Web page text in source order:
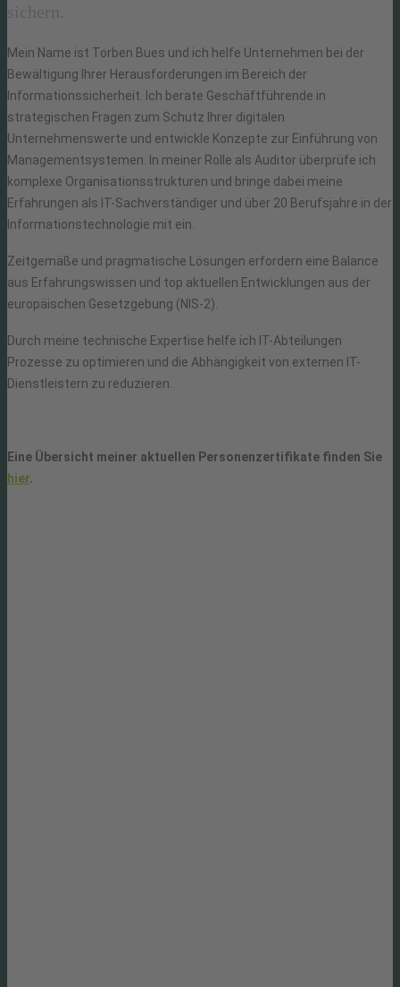
sichern.
Mein Name ist Torben Bues und ich helfe Unternehmen bei der
Bewältigung Ihrer Herausforderungen im Bereich der
Informationssicherheit. Ich berate Geschäftführende in
strategischen Fragen zum Schutz Ihrer digitalen
Unternehmenswerte und entwickle Konzepte zur Einführung von
Managementsystemen. In meiner Rolle als Auditor überprüfe ich
komplexe Organisationsstrukturen und bringe dabei meine
Erfahrungen als IT-Sachverständiger und über 20 Berufsjahre in der
Informationstechnologie mit ein.
Zeitgemäße und pragmatische Lösungen erfordern eine Balance
aus Erfahrungswissen und top aktuellen Entwicklungen aus der
europäischen Gesetzgebung (NIS-2).
Durch meine technische Expertise helfe ich IT-Abteilungen
Prozesse zu optimieren und die Abhängigkeit von externen IT-
Dienstleistern zu reduzieren.
Eine Übersicht meiner aktuellen Personenzertifikate finden Sie
hier.